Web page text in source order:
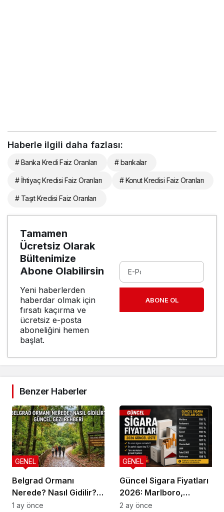
Haberle ilgili daha fazlası:
# Banka Kredi Faiz Oranları # bankalar
# İhtiyaç Kredisi Faiz Oranları # Konut Kredisi Faiz Oranları
# Taşıt Kredisi Faiz Oranları
Tamamen
Ücretsiz Olarak
Bültenimize
Abone Olabilirsin
Yeni haberlerden
haberdar olmak için
fırsatı kaçırma ve
ücretsiz e-posta
aboneliğini hemen
başlat.
ABONE OL
Benzer Haberler
Belgrad Ormanı
Nerede? Nasıl Gidilir?
Güncel Gezi Rehberi
GENEL
1 ay önce
Güncel Sigara Fiyatları
2026: Marlboro,
Parliament, Winston,
GENEL
2 ay önce